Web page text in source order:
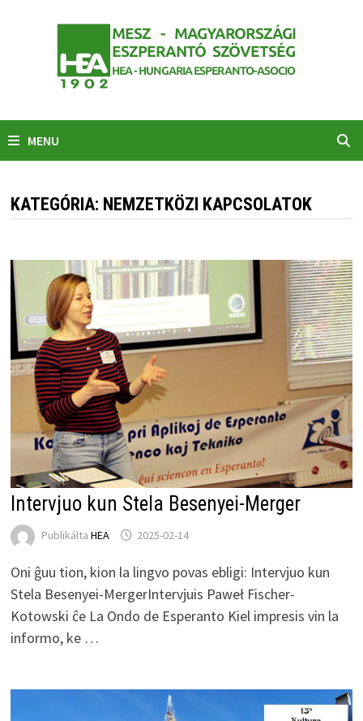
MENU
KATEGÓRIA: NEMZETKÖZI KAPCSOLATOK
Intervjuo kun Stela Besenyei-Merger
Publikálta HEA 2025-02-14
Oni ĝuu tion, kion la lingvo povas ebligi: Intervjuo kun
Stela Besenyei-MergerIntervjuis Paweł Fischer-
Kotowski ĉe La Ondo de Esperanto Kiel impresis vin la
informo, ke …